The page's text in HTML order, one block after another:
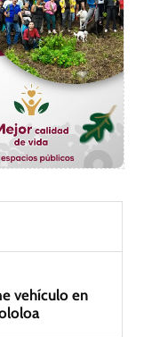
vehículo en